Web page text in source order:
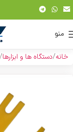
منو
خانه دستگاه ها و ابزارها